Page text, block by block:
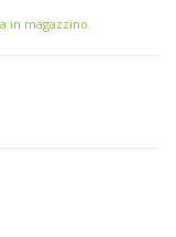
in magazzino.